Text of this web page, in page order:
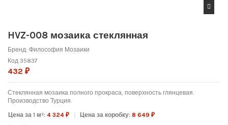
HVZ-008 мозаика стеклянная
Бренд: Философия Мозаики
Код 35837
432 ₽
Стеклянная мозаика полного прокраса, поверхность глянцевая.
Производство Турция.
Цена за 1 м²:4 324 ₽ Цена за коробку:8 649 ₽